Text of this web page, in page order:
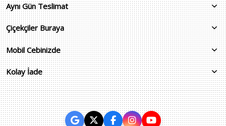
Aynı Gün Teslimat
Çiçekçiler Buraya
Mobil Cebinizde
Kolay İade